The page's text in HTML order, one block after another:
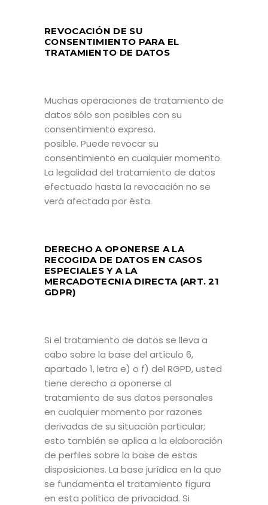
REVOCACIÓN DE SU
CONSENTIMIENTO PARA EL
TRATAMIENTO DE DATOS
Muchas operaciones de tratamiento de
datos sólo son posibles con su
consentimiento expreso.
posible. Puede revocar su
consentimiento en cualquier momento.
La legalidad del tratamiento de datos
efectuado hasta la revocación no se
verá afectada por ésta.
DERECHO A OPONERSE A LA
RECOGIDA DE DATOS EN CASOS
ESPECIALES Y A LA
MERCADOTECNIA DIRECTA (ART. 21
GDPR)
Si el tratamiento de datos se lleva a
cabo sobre la base del artículo 6,
apartado 1, letra e) o f) del RGPD, usted
tiene derecho a oponerse al
tratamiento de sus datos personales
en cualquier momento por razones
derivadas de su situación particular;
esto también se aplica a la elaboración
de perfiles sobre la base de estas
disposiciones. La base jurídica en la que
se fundamenta el tratamiento figura
en esta política de privacidad. Si